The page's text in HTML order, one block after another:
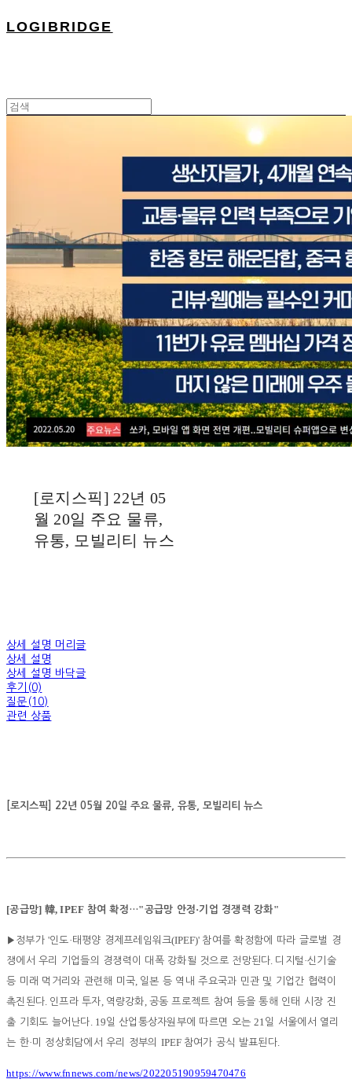
LOGIBRIDGE
[로지스픽] 22년 05
월 20일 주요 물류,
유통, 모빌리티 뉴스
상세 설명 머리글
상세 설명
상세 설명 바닥글
후기(0)
질문(10)
관련 상품
[로지스픽] 22년 05월 20일 주요 물류, 유통, 모빌리티 뉴스
[공급망] 韓, IPEF 참여 확정…"공급망 안정·기업 경쟁력 강화"
▶ 정부가'인도·태평양 경제프레임워크(IPEF)' 참여를 확정함에 따라 글로벌 경
쟁에서 우리 기업들의 경쟁력이 대폭 강화될 것으로 전망된다. 디지털 ·신기술
등 미래 먹거리와 관련해 미국, 일본 등 역내 주요국과 민관 및 기업간 협력이
촉진된다. 인프라 투자, 역량강화, 공동 프로젝트 참여 등을 통해 인태 시장 진
출 기회도 늘어난다. 19일 산업통상자원부에 따르면 오는21일 서울에서 열리
는 한·미 정상회담에서 우리 정부의 IPEF 참여가 공식 발표된다.
https://www.fnnews.com/news/202205190959470476